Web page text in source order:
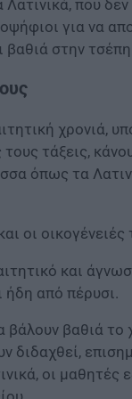
που
για να
βαθιά στην
χρονιά,
τάξεις,
όπως τα
οι
και
ήδη από πέρυσι.
βάλουν βαθιά το
οι μαθητές